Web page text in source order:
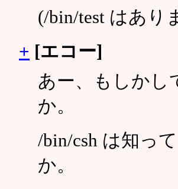
(/bin/test はあり
+ [エコー]
あー、もしかし
か。
/bin/csh は知っ
か。